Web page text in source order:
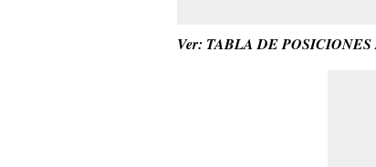
Ver: TABLA DE